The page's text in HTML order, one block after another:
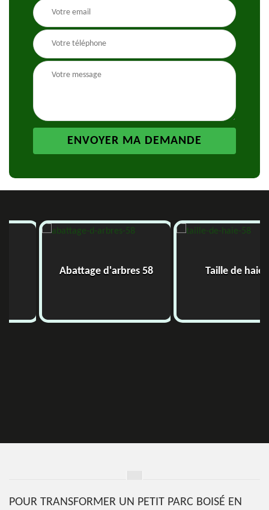
Abattage d'arbres 58 Taille de haie
POUR TRANSFORMER UN PETIT PARC BOISÉ EN